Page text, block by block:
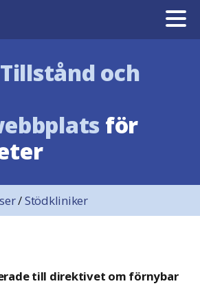
och
för
/Stödkliniker
till direktivet om förnybar